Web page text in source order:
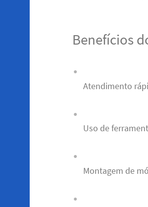
Benefícios
Atendimento
Uso de
Montagem de